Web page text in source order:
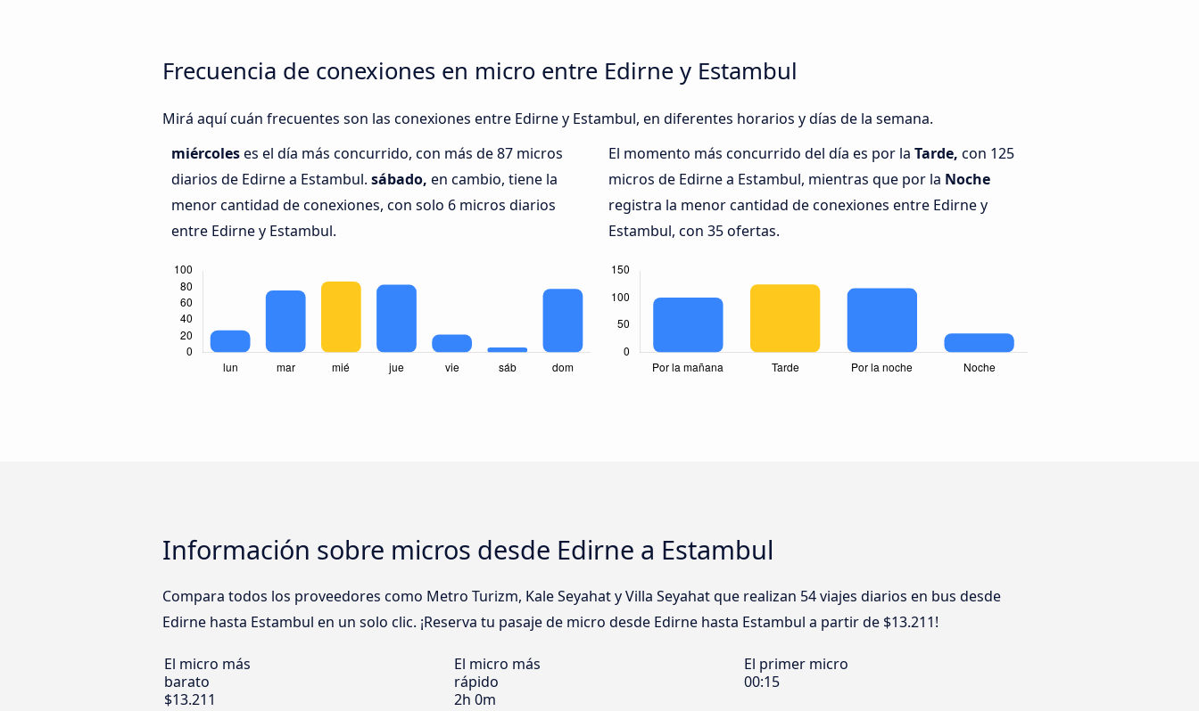
Frecuencia de conexiones en micro entre Edirne y Estambul
Mirá aquí cuán frecuentes son las conexiones entre Edirne y Estambul, en diferentes horarios y días de la semana.
miércoleses el día más concurrido, con más de 87 micros
diarios de Edirne a Estambul. sábado, en cambio, tiene la
menor cantidad de conexiones, con solo 6 micros diarios
entre Edirne y Estambul.
El momento más concurrido del día es por la Tarde, con 125
micros de Edirne a Estambul, mientras que por la Noche
registra la menor cantidad de conexiones entre Edirne y
Estambul, con 35 ofertas.
Información sobre micros desde Edirne a Estambul
Compara todos los proveedores como Metro Turizm, Kale Seyahat y Villa Seyahat que realizan 54 viajes diarios en bus desde
Edirne hasta Estambul en un solo clic. ¡Reserva tu pasaje de micro desde Edirne hasta Estambul a partir de $13.211!
El micro más
barato
$13.211
El micro más
rápido
2h 0m
El primer micro
00:15